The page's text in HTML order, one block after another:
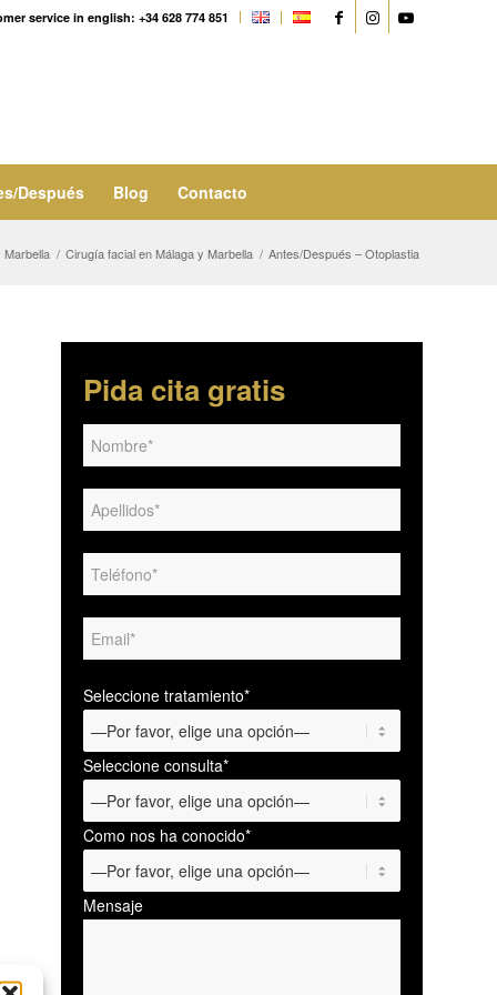
service in english: +34 628 774 851
Después Blog Contacto
Marbella / Cirugía facial en Málaga y Marbella / Antes/Después – Otoplastia
Pida cita gratis
Seleccione tratamiento*
Seleccione consulta*
Como nos ha conocido*
Mensaje